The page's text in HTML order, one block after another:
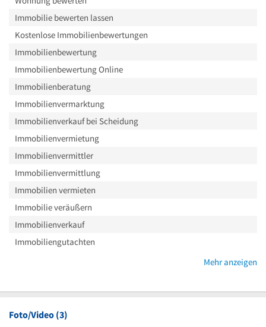
Immobilie bewerten lassen
Kostenlose Immobilienbewertungen
Immobilienbewertung
Immobilienbewertung Online
Immobilienberatung
Immobilienvermarktung
Immobilienverkauf bei Scheidung
Immobilienvermietung
Immobilienvermittler
Immobilienvermittlung
Immobilien vermieten
Immobilie veräußern
Immobilienverkauf
Immobiliengutachten
Mehr anzeigen
Foto/Video (3)